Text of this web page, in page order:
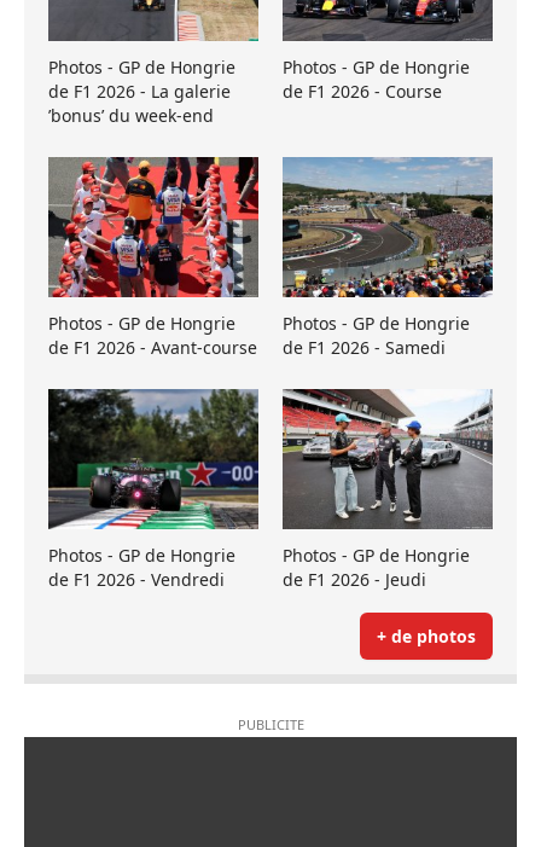
Photos - GP de Hongrie
de F1 2026 - La galerie
’bonus’ du week-end
Photos - GP de Hongrie
de F1 2026 - Course
Photos - GP de Hongrie
de F1 2026 - Avant-course
Photos - GP de Hongrie
de F1 2026 - Samedi
Photos - GP de Hongrie
de F1 2026 - Vendredi
Photos - GP de Hongrie
de F1 2026 - Jeudi
+ de photos